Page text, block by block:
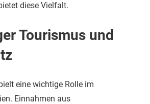
diese Vielfalt.
Tourismus und
eine wichtige Rolle im
Einnahmen aus